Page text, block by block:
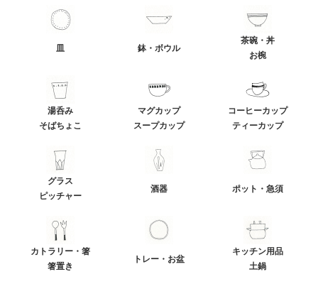
皿 鉢・ボウル
茶碗・丼
お椀
湯呑み
そばちょこ
マグカップ
スープカップ
コーヒーカップ
ティーカップ
グラス
ピッチャー
酒器 ポット・急須
カトラリー・箸
箸置き
トレー・お盆
キッチン用品
土鍋